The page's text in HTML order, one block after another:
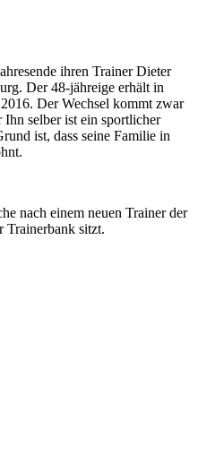
ihren Trainer Dieter
Der 48-jähreige erhält in
Der Wechsel kommt zwar
Ihn selber ist ein sportlicher
ist, dass seine Familie in
nach einem neuen Trainer der
Trainerbank sitzt.